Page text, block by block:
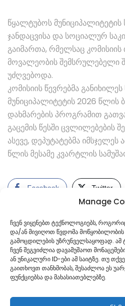
Manage
ჩვენ ვიყენებთ ტექნოლოგიებს,
და/ან მივიღოთ წვდომა მოწყობილობის
გამოცდილების უზრუნველსაყოფად. ამ
ჩვენ შეგვიძლია დავამუშაოთ
ან უნიკალური ID-ები ამ საიტზე. თუ
გაითხოვთ თანხმობას, შესაძლოა ეს
ფუნქციებსა და მახასიათებლებზე.
წყალტუბოს
ჯანდაცვისა და სოციალურ
გაიმართა, რმელსაც
მოვალეობის შემსრულებელი
უძღვებოდა.
კომისიის წევრებმა
მუნიციპალიტეტის 2026 წლის
დახმარების პროგრამით
გაცემის წესში ცვლილებების
ასევე, დეპუტატებმა იმსჯელეს
წლის მესამე კვარტლის
Facebook Twitter